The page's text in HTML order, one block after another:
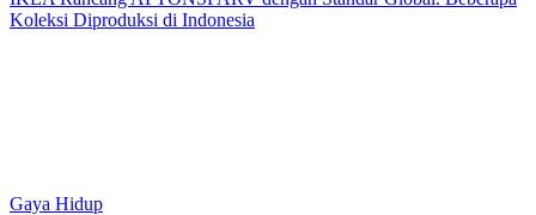
Koleksi Diproduksi di Indonesia
Gaya Hidup